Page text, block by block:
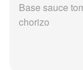
Base sauce
chorizo